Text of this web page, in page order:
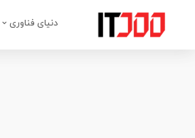
دنیای فناوری